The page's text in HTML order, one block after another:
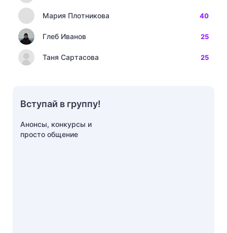
Мария Плотникова 40
Глеб Иванов 25
Таня Сартасова 25
Вступай в группу!
Анонсы, конкурсы и
просто общение